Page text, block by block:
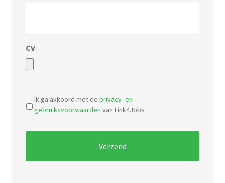
CV
types:
pdf,
doc.
Ik ga akkoord met de privacy- en
gebruiksvoorwaarden van Link4Jobs